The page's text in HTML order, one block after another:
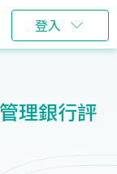
登入
理銀行評